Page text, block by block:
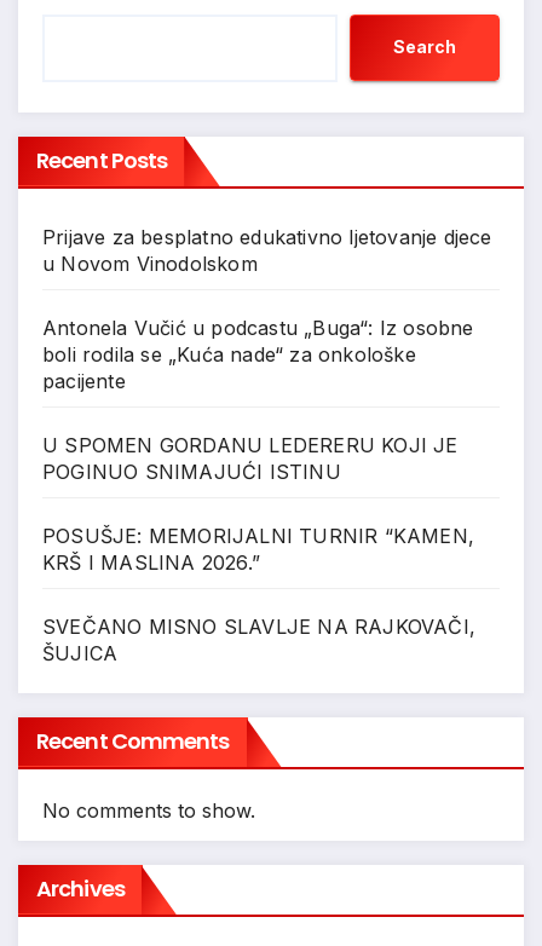
Search
Recent Posts
Prijave za besplatno edukativno ljetovanje djece
u Novom Vinodolskom
Antonela Vučić u podcastu „Buga“: Iz osobne
boli rodila se „Kuća nade“ za onkološke
pacijente
U SPOMEN GORDANU LEDERERU KOJI JE
POGINUO SNIMAJUĆI ISTINU
POSUŠJE: MEMORIJALNI TURNIR “KAMEN,
KRŠ I MASLINA 2026.”
SVEČANO MISNO SLAVLJE NA RAJKOVAČI,
ŠUJICA
Recent Comments
No comments to show.
Archives